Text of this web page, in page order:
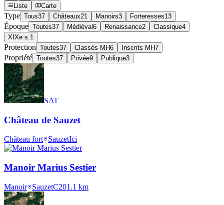
Liste Carte
Type Tous37 Châteaux21 Manoirs3 Forteresses13
Époque Toutes37 Médiéval 6 Renaissance2 Classique4
XIXe s. 1
Protection Toutes37 Classés MH6 Inscrits MH7
Propriété Toutes37 Privée9 Publique3
SAT
Château de Sauzet
Château fort SauzetIci
Manoir Marius Sestier
Manoir SauzetC201.1 km